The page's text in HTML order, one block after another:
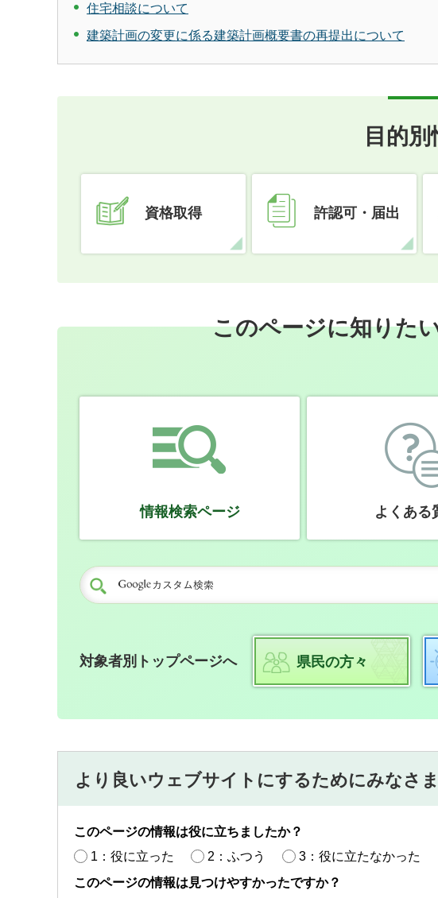
住宅相談について
建築計画の変更に係る建築計画概要書の再提出について
目的別
資格取得 許認可・届出
このページに知りた
情報検索ページ よくある
対象者別トップページへ 県民の方々
より良いウェブサイトにするためにみなさ
このページの情報は役に立ちましたか？
1：役に立った
2：ふつう
3：役に立たなかった
このページの情報は見つけやすかったですか？